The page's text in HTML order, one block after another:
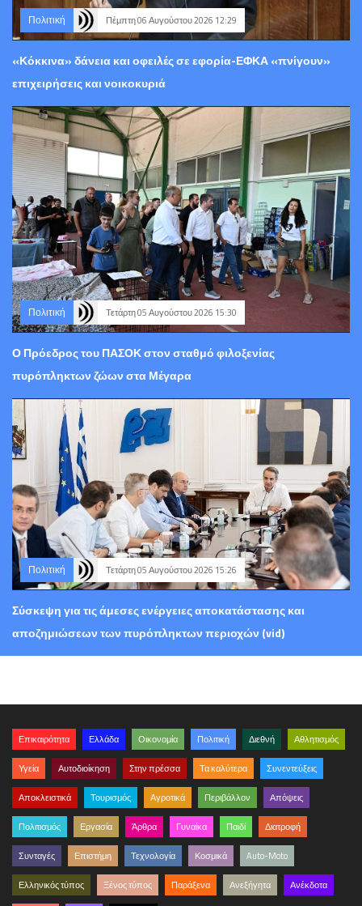
Πολιτική Πέμπτη 06 Αυγούστου 2026 12:29
«Κόκκινα» δάνεια και οφειλές σε εφορία-ΕΦΚΑ «πνίγουν»
επιχειρήσεις και νοικοκυριά
Πολιτική Τετάρτη 05 Αυγούστου 2026 15:30
Ο Πρόεδρος του ΠΑΣΟΚ στον σταθμό φιλοξενίας
πυρόπληκτων ζώων στα Μέγαρα
Πολιτική Τετάρτη 05 Αυγούστου 2026 15:26
Σύσκεψη για τις άμεσες ενέργειες αποκατάστασης και
αποζημιώσεων των πυρόπληκτων περιοχών (vid)
Επικαιρότητα Ελλάδα Οικονομία Πολιτική Διεθνή Αθλητισμός
Υγεία Αυτοδιοίκηση Στην πρέσσα Τα καλύτερα Συνεντεύξεις
Αποκλειστικά Τουρισμός Αγροτικά Περιβάλλον Απόψεις
Πολιτισμός Εργασία Άρθρα Γυναίκα Παιδί Διατροφή
Συνταγές Επιστήμη Τεχνολογία Κοσμικά Auto-Moto
Ελληνικός τύπος Ξένος τύπος Παράξενα Ανεξήγητα Ανέκδοτα